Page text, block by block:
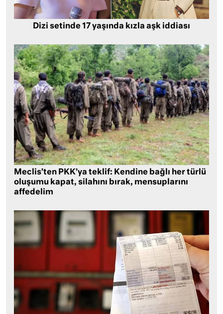
Dizi setinde 17 yaşında kızla aşk iddiası
Meclis’ten PKK’ya teklif: Kendine bağlı her türlü
oluşumu kapat, silahını bırak, mensuplarını
affedelim